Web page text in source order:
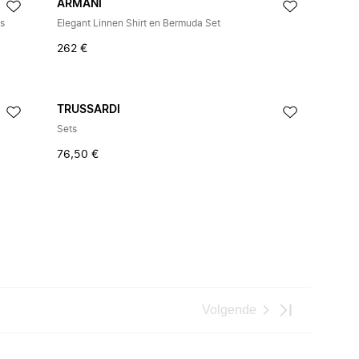
ARMANI
Elegant Linnen Shirt en Bermuda Set
262 €
TRUSSARDI
Sets
76,50 €
Volgende